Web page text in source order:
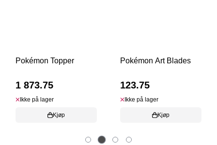
Pokémon Art Blades
123.75
Ikke på lager
Transformers Topper
1 875.00
Ikke på lager